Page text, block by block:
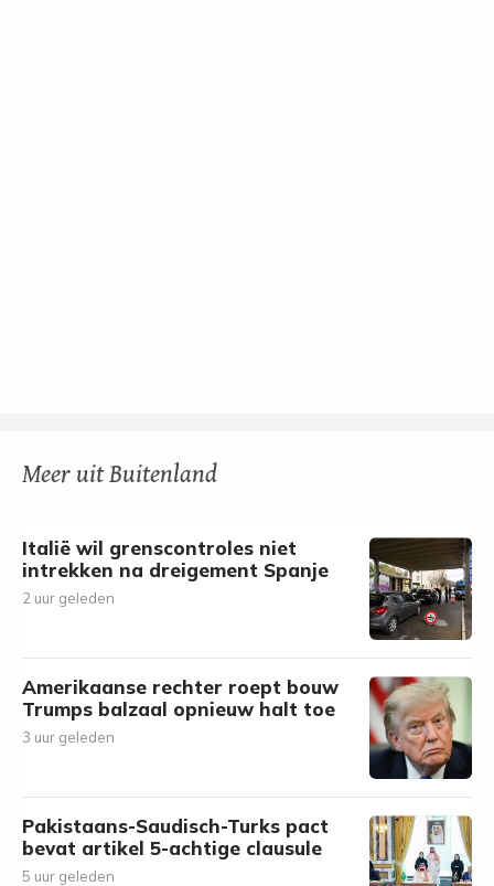
Meer uit Buitenland
Italië wil grenscontroles niet
intrekken na dreigement Spanje
2 uur geleden
Amerikaanse rechter roept bouw
Trumps balzaal opnieuw halt toe
3 uur geleden
Pakistaans-Saudisch-Turks pact
bevat artikel 5-achtige clausule
5 uur geleden